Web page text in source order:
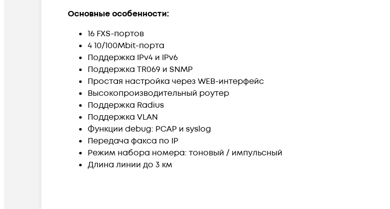
Основные особенности:
16 FXS-портов
4 10/100Mbit-порта
Поддержка IPv4 и IPv6
Поддержка TR069 и SNMP
Простая настройка через WEB-интерфейс
Высокопроизводительный роутер
Поддержка Radius
Поддержка VLAN
Функции debug: PCAP и syslog
Передача факса по IP
Режим набора номера: тоновый / импульсный
Длина линии до 3 км